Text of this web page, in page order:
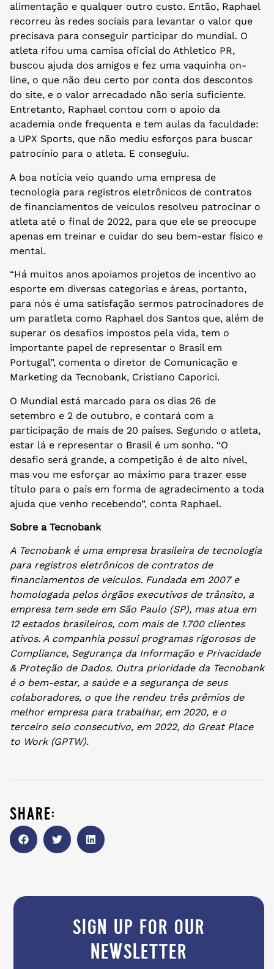
alimentação e qualquer outro custo. Então, Raphael
recorreu às redes sociais para levantar o valor que
precisava para conseguir participar do mundial. O
atleta rifou uma camisa oficial do Athletico PR,
buscou ajuda dos amigos e fez uma vaquinha on-
line, o que não deu certo por conta dos descontos
do site, e o valor arrecadado não seria suficiente.
Entretanto, Raphael contou com o apoio da
academia onde frequenta e tem aulas da faculdade:
a UPX Sports, que não mediu esforços para buscar
patrocínio para o atleta. E conseguiu.
A boa notícia veio quando uma empresa de
tecnologia para registros eletrônicos de contratos
de financiamentos de veículos resolveu patrocinar o
atleta até o final de 2022, para que ele se preocupe
apenas em treinar e cuidar do seu bem-estar físico e
mental.
“Há muitos anos apoiamos projetos de incentivo ao
esporte em diversas categorias e áreas, portanto,
para nós é uma satisfação sermos patrocinadores de
um paratleta como Raphael dos Santos que, além de
superar os desafios impostos pela vida, tem o
importante papel de representar o Brasil em
Portugal”, comenta o diretor de Comunicação e
Marketing da Tecnobank, Cristiano Caporici.
O Mundial está marcado para os dias 26 de
setembro e 2 de outubro, e contará com a
participação de mais de 20 países. Segundo o atleta,
estar lá e representar o Brasil é um sonho. “O
desafio será grande, a competição é de alto nível,
mas vou me esforçar ao máximo para trazer esse
título para o país em forma de agradecimento a toda
ajuda que venho recebendo”, conta Raphael.
Sobre a Tecnobank
A Tecnobank é uma empresa brasileira de tecnologia
para registros eletrônicos de contratos de
financiamentos de veículos. Fundada em 2007 e
homologada pelos órgãos executivos de trânsito, a
empresa tem sede em São Paulo (SP), mas atua em
12 estados brasileiros, com mais de 1.700 clientes
ativos. A companhia possui programas rigorosos de
Compliance, Segurança da Informação e Privacidade
& Proteção de Dados. Outra prioridade da Tecnobank
é o bem-estar, a saúde e a segurança de seus
colaboradores, o que lhe rendeu três prêmios de
melhor empresa para trabalhar, em 2020, e o
terceiro selo consecutivo, em 2022, do Great Place
to Work (GPTW).
share:
sign up for our
newsletter